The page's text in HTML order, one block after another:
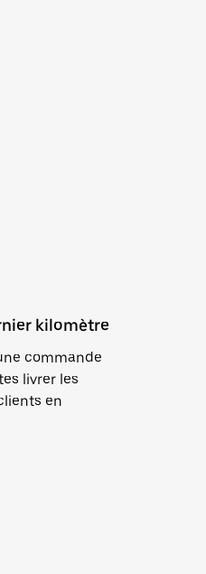
kilomètre
commande
livrer les
en